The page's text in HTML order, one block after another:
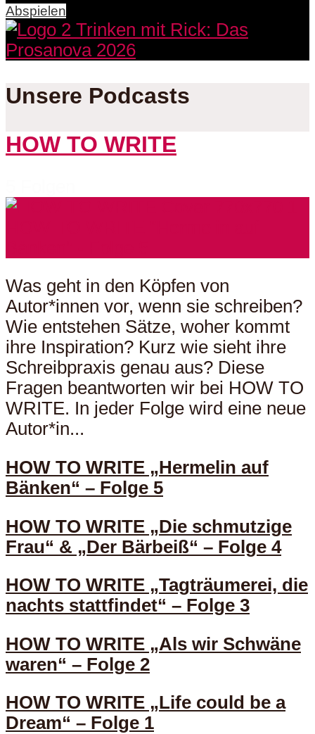
Abspielen
Unsere Podcasts
HOW TO WRITE
Was geht in den Köpfen von
Autor*innen vor, wenn sie schreiben?
Wie entstehen Sätze, woher kommt
ihre Inspiration? Kurz wie sieht ihre
Schreibpraxis genau aus? Diese
Fragen beantworten wir bei HOW TO
WRITE. In jeder Folge wird eine neue
Autor*in...
HOW TO WRITE „Hermelin auf
Bänken“ – Folge 5
HOW TO WRITE „Die schmutzige
Frau“ & „Der Bärbeiß“ – Folge 4
HOW TO WRITE „Tagträumerei, die
nachts stattfindet“ – Folge 3
HOW TO WRITE „Als wir Schwäne
waren“ – Folge 2
HOW TO WRITE „Life could be a
Dream“ – Folge 1